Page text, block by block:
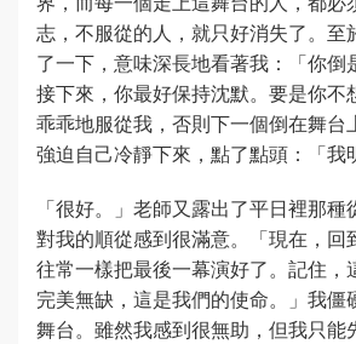
志，不服從的人，就只好消失了。
了一下，意味深長地看著我：「你倒
接下來，你最好保持沈默。要是你不
乖乖地服從我，否則下一個倒在舞台
強迫自己冷靜下來，點了點頭：「我
「很好。」老師又露出了平日裡那
對我的順從感到很滿意。「現在，回
往常一樣把最後一幕演好了。記住，
完美無缺，這是我們的使命。」我僵
舞台。雖然我感到很無助，但我只能